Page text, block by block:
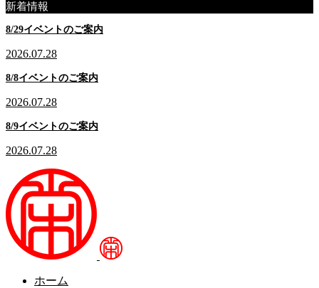
新着情報
8/29イベントのご案内
2026.07.28
8/8イベントのご案内
2026.07.28
8/9イベントのご案内
2026.07.28
ホーム